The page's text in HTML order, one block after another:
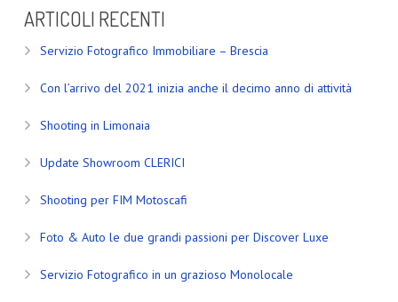
ARTICOLI RECENTI
Servizio Fotografico Immobiliare – Brescia
Con l’arrivo del 2021 inizia anche il decimo anno di attività
Shooting in Limonaia
Update Showroom CLERICI
Shooting per FIM Motoscafi
Foto & Auto le due grandi passioni per Discover Luxe
Servizio Fotografico in un grazioso Monolocale